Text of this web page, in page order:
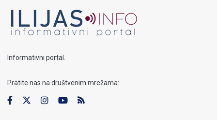
Informativni portal.
Pratite nas na društvenim mrežama: